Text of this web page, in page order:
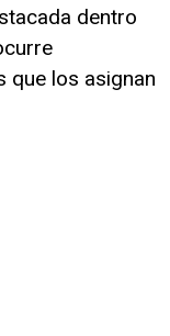
dentro
que los asignan